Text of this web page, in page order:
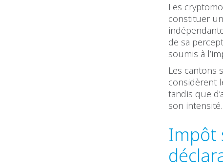
Les
constituer
de sa
soumis à
Les cantons
considèrent
tandis que
son intensité.
Impôt